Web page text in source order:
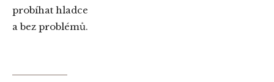
probíhat hladce
a bez problémů.